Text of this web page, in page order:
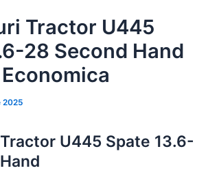
Tractor U445
28 Second Hand
2025
U445 Spate 13.6-